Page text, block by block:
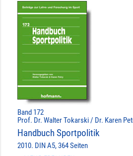
Band 172
Prof. Dr. Walter Tokarski / Dr. Karen
Handbuch Sportpolitik
2010. DIN A5, 364 Seiten